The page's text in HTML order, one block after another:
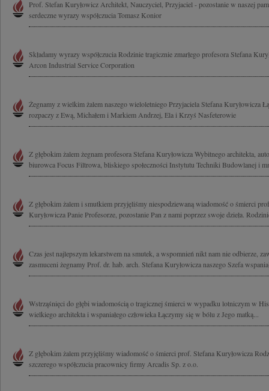
Prof. Stefan Kuryłowicz Architekt, Nauczyciel, Przyjaciel - pozostanie w naszej
serdeczne wyrazy współczucia Tomasz Konior
Składamy wyrazy współczucia Rodzinie tragicznie zmarłego profesora Stefana
Arcon Industrial Service Corporation
Żegnamy z wielkim żalem naszego wieloletniego Przyjaciela Stefana Kuryłowicza
rozpaczy z Ewą, Michałem i Markiem Andrzej, Ela i Krzyś Nasfeterowie
Z głębokim żalem żegnam profesora Stefana Kuryłowicza Wybitnego architekta,
biurowca Focus Filtrowa, bliskiego społeczności Instytutu Techniki Budowlanej i
Z głębokim żalem i smutkiem przyjęliśmy niespodziewaną wiadomość o śmierci
Kuryłowicza Panie Profesorze, pozostanie Pan z nami poprzez swoje dzieła.
Czas jest najlepszym lekarstwem na smutek, a wspomnień nikt nam nie odbierze,
zasmuceni żegnamy Prof. dr. hab. arch. Stefana Kuryłowicza naszego Szefa
Wstrząśnięci do głębi wiadomością o tragicznej śmierci w wypadku lotniczym w
wielkiego architekta i wspaniałego człowieka Łączymy się w bólu z Jego matką...
Z głębokim żalem przyjęliśmy wiadomość o śmierci prof. Stefana Kuryłowicza
szczerego współczucia pracownicy firmy Arcadis Sp. z o.o.